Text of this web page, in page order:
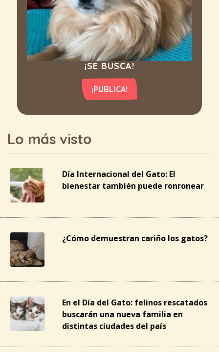
¡SE BUSCA!
¡PUBLICA!
Lo más visto
Día Internacional del Gato: El
bienestar también puede ronronear
¿Cómo demuestran cariño los gatos?
En el Día del Gato: felinos rescatados
buscarán una nueva familia en
distintas ciudades del país